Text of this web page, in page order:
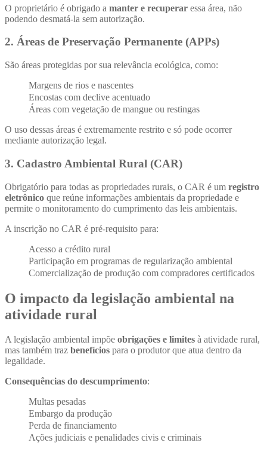
O proprietário é obrigado a manter e recuperar essa área, não
podendo desmatá-la sem autorização.
2. Áreas de Preservação Permanente (APPs)
São áreas protegidas por sua relevância ecológica, como:
Margens de rios e nascentes
Encostas com declive acentuado
Áreas com vegetação de mangue ou restingas
O uso dessas áreas é extremamente restrito e só pode ocorrer
mediante autorização legal.
3. Cadastro Ambiental Rural (CAR)
Obrigatório para todas as propriedades rurais, o CAR é um registro
eletrônico que reúne informações ambientais da propriedade e
permite o monitoramento do cumprimento das leis ambientais.
A inscrição no CAR é pré-requisito para:
Acesso a crédito rural
Participação em programas de regularização ambiental
Comercialização de produção com compradores certificados
O impacto da legislação ambiental na
atividade rural
A legislação ambiental impõe obrigações e limites à atividade rural,
mas também traz benefícios para o produtor que atua dentro da
legalidade.
Consequências do descumprimento:
Multas pesadas
Embargo da produção
Perda de financiamento
Ações judiciais e penalidades civis e criminais